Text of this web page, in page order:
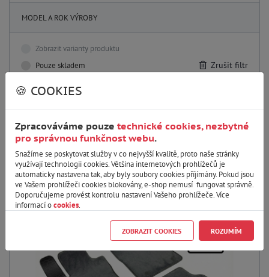
🍪 COOKIES
Zpracováváme pouze technické cookies, nezbytné
pro správnou funkčnost webu.
Snažíme se poskytovat služby v co nejvyšší kvalitě, proto naše stránky
využívají technologii cookies. Většina internetových prohlížečů je
automaticky nastavena tak, aby byly soubory cookies příjímány. Pokud jsou
ve Vašem prohlížeči cookies blokovány, e-shop nemusí fungovat správně.
Doporučujeme provést kontrolu nastavení Vašeho prohlížeče. Více
informací ocookies.
ZOBRAZIT COOKIES ROZUMÍM
MODEL A ROK VÝROBY
Zobrazit varianty produktu
Pouze skladem
Zrušit filtr
TONALE
Výchozí